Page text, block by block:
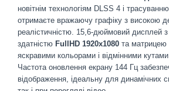
новітнім технологіям DLSS 4 і
отримаєте вражаючу графіку з високою
реалістичністю. 15,6-дюймовий дисплей
здатністю FullHD 1920х1080 та матрицею
яскравими кольорами і відмінними
Частота оновлення екрану 144 Гц
відображення, ідеальну для динамічних